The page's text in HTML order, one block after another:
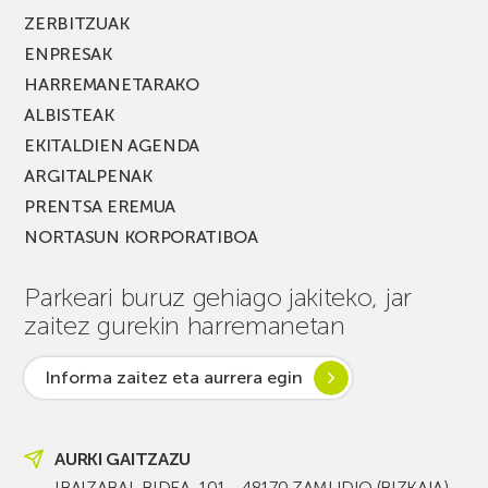
ZERBITZUAK
ENPRESAK
HARREMANETARAKO
ALBISTEAK
EKITALDIEN AGENDA
ARGITALPENAK
PRENTSA EREMUA
NORTASUN KORPORATIBOA
Parkeari buruz gehiago jakiteko, jar
zaitez gurekin harremanetan
Informa zaitez eta aurrera egin
AURKI GAITZAZU